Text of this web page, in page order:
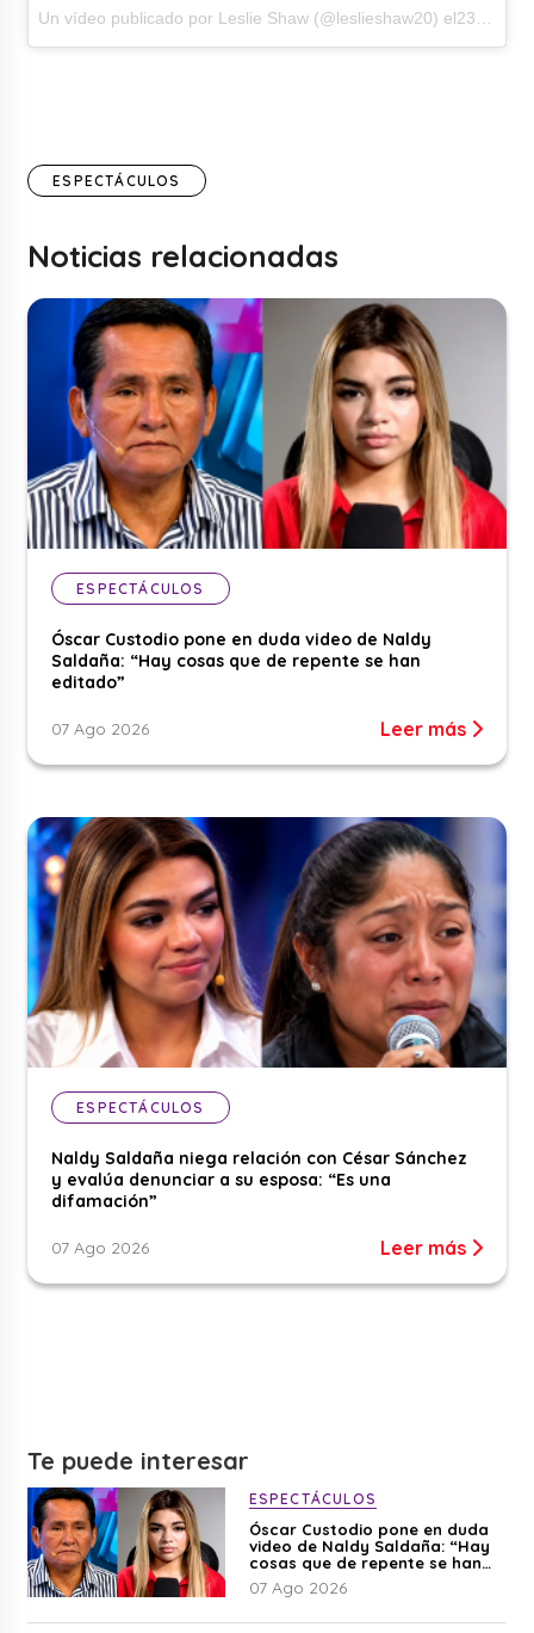
Un vídeo publicado por Leslie Shaw (@leslieshaw20) el23 de Dic de 2016 a la(s) 4:00 PST
ESPECTÁCULOS
Noticias relacionadas
ESPECTÁCULOS
Óscar Custodio pone en duda video de Naldy
Saldaña: “Hay cosas que de repente se han
editado”
07 Ago 2026 Leer más
ESPECTÁCULOS
Naldy Saldaña niega relación con César Sánchez
y evalúa denunciar a su esposa: “Es una
difamación”
07 Ago 2026 Leer más
Te puede interesar
ESPECTÁCULOS
Óscar Custodio pone en duda
video de Naldy Saldaña: “Hay
cosas que de repente se han
editado”
07 Ago 2026